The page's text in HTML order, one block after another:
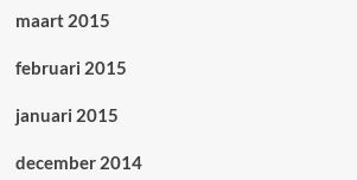
maart 2015
februari 2015
januari 2015
december 2014